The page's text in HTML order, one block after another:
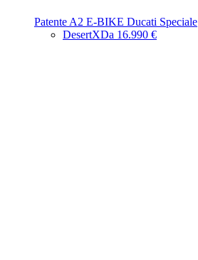
Patente A2 E-BIKE Ducati Speciale
DesertXDa 16.990 €